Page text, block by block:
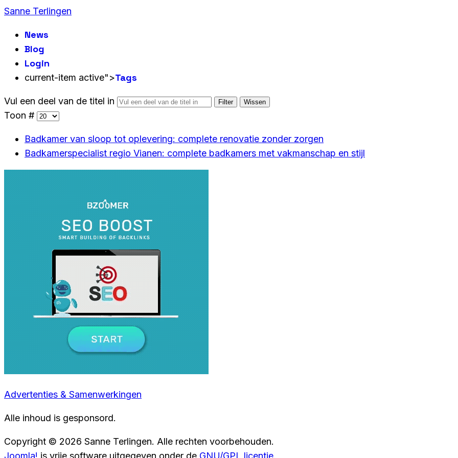
Sanne Terlingen
News
Blog
Login
current-item active">Tags
Vul een deel van de titel in Filter Wissen
Toon #
Badkamer van sloop tot oplevering: complete renovatie zonder zorgen
Badkamerspecialist regio Vianen: complete badkamers met vakmanschap en stijl
Advertenties & Samenwerkingen
Alle inhoud is gesponsord.
Copyright © 2026 Sanne Terlingen. Alle rechten voorbehouden.
Joomla! is vrije software uitgegeven onder de GNU/GPL licentie.